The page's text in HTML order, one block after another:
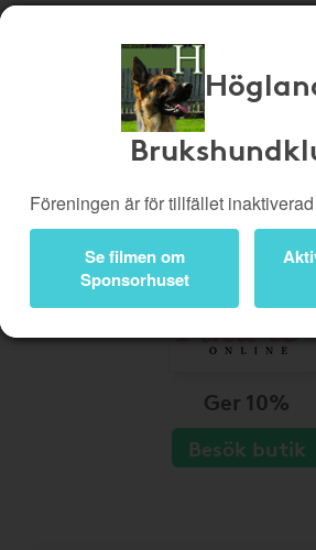
Köp genom denna sida stöttar
Butiker
Bli medlem
Föreningen är för tillfället
Se filmen om
Sponsorhuset
Ger 10%
Besök butik